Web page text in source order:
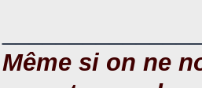
Même si on ne